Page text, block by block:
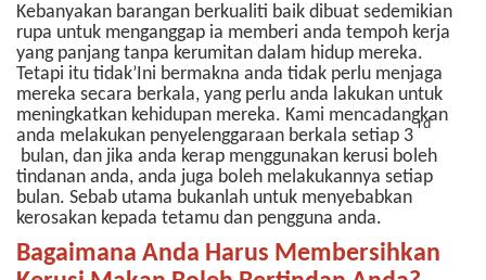
Kebanyakan barangan berkualiti baik dibuat sedemikian
rupa untuk menganggap ia memberi anda tempoh kerja
yang panjang tanpa kerumitan dalam hidup mereka.
Tetapi itu tidak’Ini bermakna anda tidak perlu menjaga
mereka secara berkala, yang perlu anda lakukan untuk
meningkatkan kehidupan mereka. Kami mencadangkan
anda melakukan penyelenggaraan berkala setiap 3
rd
bulan, dan jika anda kerap menggunakan kerusi boleh
tindanan anda, anda juga boleh melakukannya setiap
bulan. Sebab utama bukanlah untuk menyebabkan
kerosakan kepada tetamu dan pengguna anda.
Bagaimana Anda Harus Membersihkan